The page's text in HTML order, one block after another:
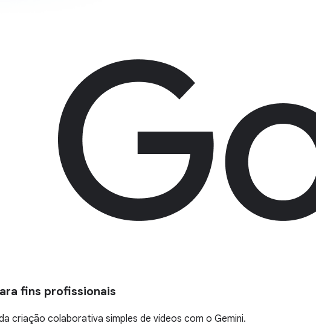
fins profissionais
criação colaborativa simples de vídeos com o Gemini.